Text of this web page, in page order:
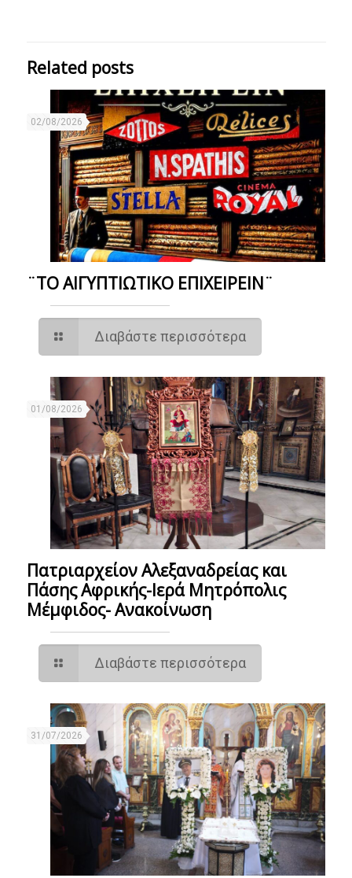
Related posts
02/08/2026
¨ΤΟ ΑΙΓΥΠΤΙΩΤΙΚΟ ΕΠΙΧΕΙΡΕΙΝ¨
Διαβάστε περισσότερα
01/08/2026
Πατριαρχείον Αλεξαναδρείας και
Πάσης Αφρικής-Ιερά Μητρόπολις
Μέμφιδος- Ανακοίνωση
Διαβάστε περισσότερα
31/07/2026